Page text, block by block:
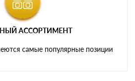
АССОРТИМЕНТ
самые популярные позиции